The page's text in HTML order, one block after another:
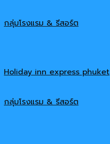
กลุ่มโรงแรม & รีสอร์ต
Holiday inn express phuket
กลุ่มโรงแรม & รีสอร์ต